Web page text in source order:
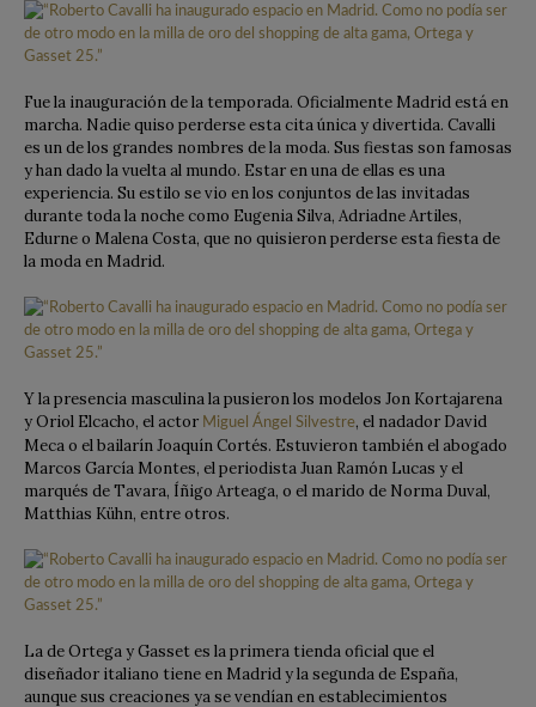
Fue la inauguración de la temporada. Oficialmente Madrid está en
marcha. Nadie quiso perderse esta cita única y divertida. Cavalli
es un de los grandes nombres de la moda. Sus fiestas son famosas
y han dado la vuelta al mundo. Estar en una de ellas es una
experiencia. Su estilo se vio en los conjuntos de las invitadas
durante toda la noche como Eugenia Silva, Adriadne Artiles,
Edurne o Malena Costa, que no quisieron perderse esta fiesta de
la moda en Madrid.
Y la presencia masculina la pusieron los modelos Jon Kortajarena
y Oriol Elcacho, el actor Miguel Ángel Silvestre, el nadador David
Meca o el bailarín Joaquín Cortés. Estuvieron también el abogado
Marcos García Montes, el periodista Juan Ramón Lucas y el
marqués de Tavara, Íñigo Arteaga, o el marido de Norma Duval,
Matthias Kühn, entre otros.
La de Ortega y Gasset es la primera tienda oficial que el
diseñador italiano tiene en Madrid y la segunda de España,
aunque sus creaciones ya se vendían en establecimientos